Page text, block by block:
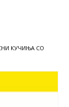
КУЧИЊА СО